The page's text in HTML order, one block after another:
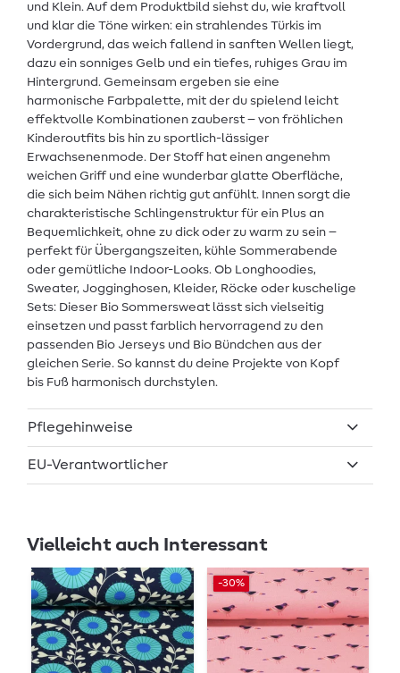
und Klein. Auf dem Produktbild siehst du, wie kraftvoll
und klar die Töne wirken: ein strahlendes Türkis im
Vordergrund, das weich fallend in sanften Wellen liegt,
dazu ein sonniges Gelb und ein tiefes, ruhiges Grau im
Hintergrund. Gemeinsam ergeben sie eine
harmonische Farbpalette, mit der du spielend leicht
effektvolle Kombinationen zauberst – von fröhlichen
Kinderoutfits bis hin zu sportlich-lässiger
Erwachsenenmode. Der Stoff hat einen angenehm
weichen Griff und eine wunderbar glatte Oberfläche,
die sich beim Nähen richtig gut anfühlt. Innen sorgt die
charakteristische Schlingenstruktur für ein Plus an
Bequemlichkeit, ohne zu dick oder zu warm zu sein –
perfekt für Übergangszeiten, kühle Sommerabende
oder gemütliche Indoor-Looks. Ob Longhoodies,
Sweater, Jogginghosen, Kleider, Röcke oder kuschelige
Sets: Dieser Bio Sommersweat lässt sich vielseitig
einsetzen und passt farblich hervorragend zu den
passenden Bio Jerseys und Bio Bündchen aus der
gleichen Serie. So kannst du deine Projekte von Kopf
bis Fuß harmonisch durchstylen.
Pflegehinweise
EU-Verantwortlicher
Vielleicht auch Interessant
-30%